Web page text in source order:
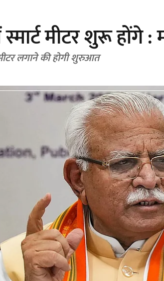
मीटर शुरू होंगे :
लगाने की होगी शुरुआत